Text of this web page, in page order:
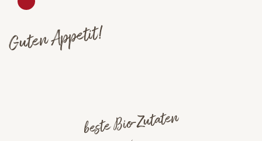
Guten Appetit!
beste Bio-Zutaten